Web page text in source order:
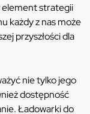
element strategii
każdy z nas może
przyszłości dla
nie tylko jego
dostępność
Ładowarki do